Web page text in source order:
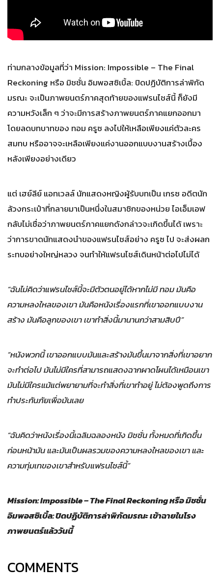
ท่ามกลางข้อมูลที่ว่า Mission: Impossible – The Final
Reckoning หรือ มิชชั่น อิมพอสซิเบิ้ล: ปิดปฏิบัติการล่าพิกัด
มรณะ จะเป็นภาพยนตร์ภาคสุดท้ายของแฟรนไชส์นี้ ก็ยังมี
ความหวังเล็ก ๆ ว่าจะมีการสร้างภาพยนตร์ภาคแยกออกมา
โดยลดบทบาทของ ทอม ครูซ ลงไปให้เหลือเพียงแค่ตัวละคร
สมทบ หรืออาจจะเหลือเพียงแค่งานออกแบบงานสร้างเบื้อง
หลังเพียงอย่างเดียว
แต่ เฮย์ลีย์ แอทเวลล์ นักแสดงหญิงผู้รับบทเป็น เกรซ อดีตนัก
ล้วงกระเป๋าที่กลายมาเป็นหนึ่งในสมาชิกของหน่วย ไอเอ็มเอฟ
กลับไม่เชื่อว่าภาพยนตร์ภาคแยกดังกล่าวจะเกิดขึ้นได้ เพราะ
ว่าการขาดนักแสดงนำของแฟรนไชส์อย่าง ครูซ ไป จะส่งผลก
ระทบอย่างใหญ่หลวง จนทำให้แฟรนไชส์เดินหน้าต่อไปไม่ได้
“ฉันไม่คิดว่าแฟรนไชส์นี้จะมีตัวตนอยู่ได้หากไม่มี ทอม มันคือ
ความหลงใหลของเขา มันคือหนังเรื่องแรกที่เขาออกแบบงาน
สร้าง มันคือลูกของเขา เขาทำสิ่งนี้มานานกว่าสามสิบปี”
“หนังพวกนี้ เขาออกแบบมันและสร้างมันขึ้นมาจากสิ่งที่เขาอยาก
จะทำต่อไป มันไม่มีใครที่สามารถแสดงฉากผาดโผนได้เหมือนเขา
มันไม่มีใครแม้แต่พยายามที่จะทำสิ่งที่เขาทำอยู่ ไม่ต้องพูดถึงการ
ทำประกันภัยเพื่อมันเลย
“ฉันคิดว่าหนังเรื่องนี้เฉลิมฉลองหนัง มิชชั่น ทั้งหมดที่เกิดขึ้น
ก่อนหน้ามัน และมันเป็นผลรวมของความหลงใหลของเขา และ
ความทุ่มเทของเขาสำหรับแฟรนไชส์นี้”
Mission: Impossible – The Final Reckoning หรือ มิชชั่น
อิมพอสซิเบิ้ล: ปิดปฏิบัติการล่าพิกัดมรณะ เข้าฉายในโรง
ภาพยนตร์แล้ววันนี้
COMMENTS